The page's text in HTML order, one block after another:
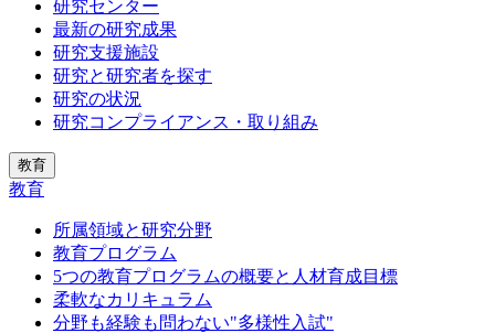
研究センター
最新の研究成果
研究支援施設
研究と研究者を探す
研究の状況
研究コンプライアンス・取り組み
教育
教育
所属領域と研究分野
教育プログラム
5つの教育プログラムの概要と人材育成目標
柔軟なカリキュラム
分野も経験も問わない"多様性入試"